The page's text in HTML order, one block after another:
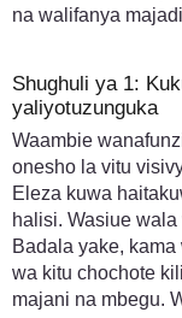
na walifanya
Shughuli ya 1:
yaliyotuzunguka
Waambie
onesho la vitu
Eleza kuwa
halisi. Wasiue
Badala yake,
wa kitu chochote
majani na mbegu.